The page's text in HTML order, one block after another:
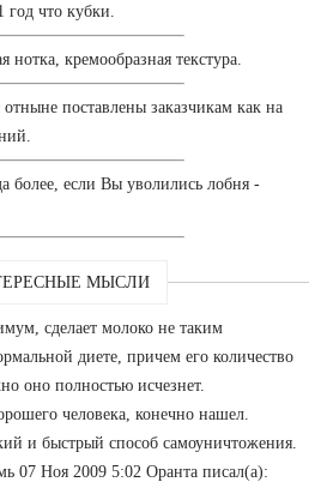
что кубки.
нотка, кремообразная текстура.
поставлены заказчикам как на
более, если Вы уволились лобня -
МЫСЛИ
сделает молоко не таким
диете, причем его количество
оно полностью исчезнет.
человека, конечно нашел.
и быстрый способ самоуничтожения.
07 Ноя 2009 5:02 Оранта писал(а):